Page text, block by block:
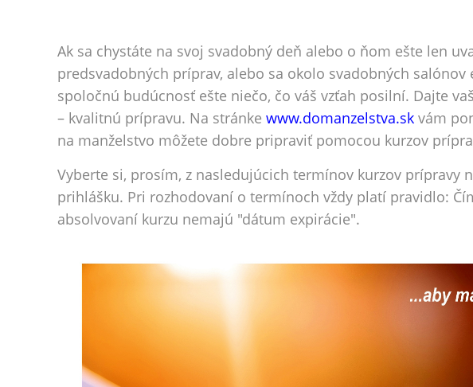
Ak sa chystáte na svoj svadobný deň alebo o ňom ešte len
predsvadobných príprav, alebo sa okolo svadobných
spoločnú budúcnosť ešte niečo, čo váš vzťah posilní. Dajte
– kvalitnú prípravu. Na stránke www.domanzelstva.sk vám
na manželstvo môžete dobre pripraviť pomocou kurzov
Vyberte si, prosím, z nasledujúcich termínov kurzov prípravy
prihlášku. Pri rozhodovaní o termínoch vždy platí pravidlo:
absolvovaní kurzu nemajú "dátum expirácie".